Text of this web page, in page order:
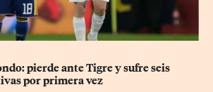
pierde ante Tigre y sufre seis
por primera vez